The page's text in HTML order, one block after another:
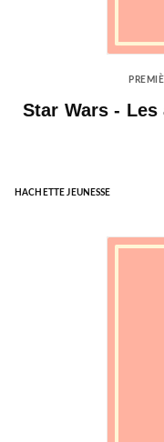
Star Wars -
HACHETTE JEUNESSE